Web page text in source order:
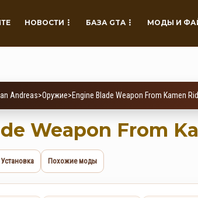
НОВОСТИ БАЗА GTA МОДЫ И
Andreas>Оружие>Engine Blade Weapon From Kamen
Weapon From
Установка Похожие моды